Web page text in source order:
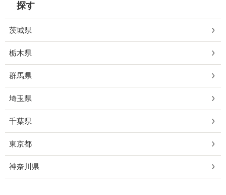
探す
茨城県
栃木県
群馬県
埼玉県
千葉県
東京都
神奈川県